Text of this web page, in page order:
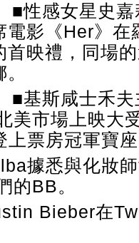
■性感女星史
電影《Her》在
首映禮，同場
■基斯咸士禾
美市場上映大
上票房冠軍寶
據悉與化妝
的BB。
Bieber在